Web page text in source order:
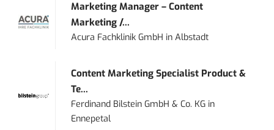
Marketing Manager – Content
Marketing /...
Acura Fachklinik GmbH inAlbstadt
Content Marketing Specialist Product &
Te...
Ferdinand Bilstein GmbH & Co. KG in
Ennepetal